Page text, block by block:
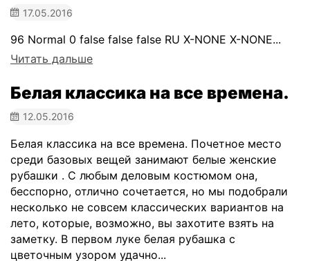
17.05.2016
96 Normal 0 false false false RU X-NONE X-NONE...
Читать дальше
​Белая классика на все времена.
12.05.2016
Белая классика на все времена. Почетное место
среди базовых вещей занимают белые женские
рубашки . С любым деловым костюмом она,
бесспорно, отлично сочетается, но мы подобрали
несколько не совсем классических вариантов на
лето, которые, возможно, вы захотите взять на
заметку. В первом луке белая рубашка с
цветочным узором удачно...